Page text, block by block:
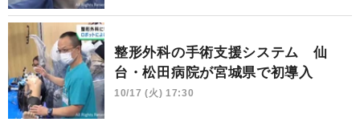
整形外科の手術支援システム 仙
台・松田病院が宮城県で初導入
10/17 (火) 17:30